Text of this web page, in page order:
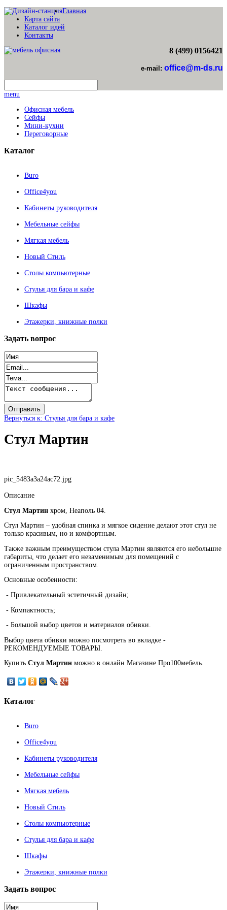
Главная
Карта сайта
Каталог идей
Контакты
8 (499) 0156421
e-mail: office@m-ds.ru
menu
Офисная мебель
Сейфы
Мини-кухни
Переговорные
Каталог
Buro
Office4you
Кабинеты руководителя
Мебельные сейфы
Мягкая мебель
Новый Стиль
Столы компьютерные
Стулья для бара и кафе
Шкафы
Этажерки, книжные полки
Задать вопрос
Вернуться к: Стулья для бара и кафе
Стул Мартин
pic_5483a3a24ac72.jpg
Описание
Стул Мартин хром, Неаполь 04.
Стул Мартин – удобная спинка и мягкое сидение делают этот стул не
только красивым, но и комфортным.
Также важным преимуществом стула Мартин являются его небольшие
габариты, что делает его незаменимым для помещений с
ограниченным пространством.
Основные особенности:
- Привлекательный эстетичный дизайн;
- Компактность;
- Большой выбор цветов и материалов обивки.
Выбор цвета обивки можно посмотреть во вкладке -
РЕКОМЕНДУЕМЫЕ ТОВАРЫ.
Купить Стул Мартин можно в онлайн Магазине Про100мебель.
Каталог
Buro
Office4you
Кабинеты руководителя
Мебельные сейфы
Мягкая мебель
Новый Стиль
Столы компьютерные
Стулья для бара и кафе
Шкафы
Этажерки, книжные полки
Задать вопрос